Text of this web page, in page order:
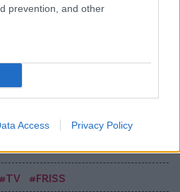
prevention, and other
Access Privacy Policy
Google-találatokban
#FRISS